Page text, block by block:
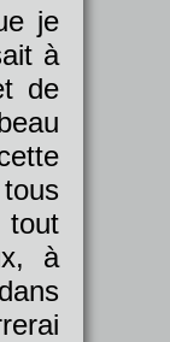
je
à
de
tout
à